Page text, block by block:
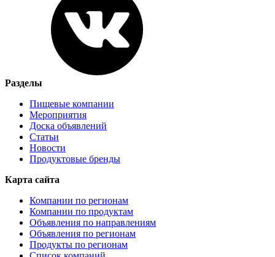
Разделы
Пищевые компании
Мероприятия
Доска объявлений
Статьи
Новости
Продуктовые бренды
Карта сайта
Компании по регионам
Компании по продуктам
Объявления по направлениям
Объявления по регионам
Продукты по регионам